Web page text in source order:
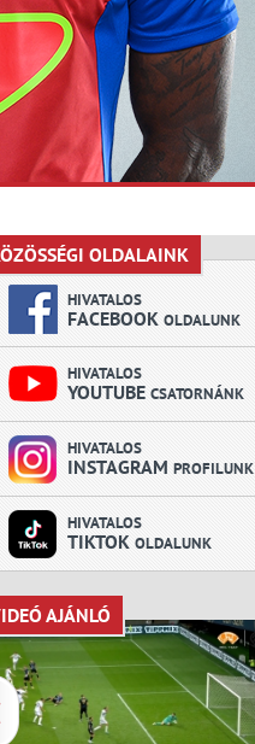
OLDALAINK
OLDALAINK
HIVATALOS
FACEBOOK OLDALUNK
HIVATALOS
YOUTUBE CSATORNÁNK
HIVATALOS
INSTAGRAM PROFILUNK
HIVATALOS
TIKTOK OLDALUNK
AJÁNLÓ
AJÁNLÓ